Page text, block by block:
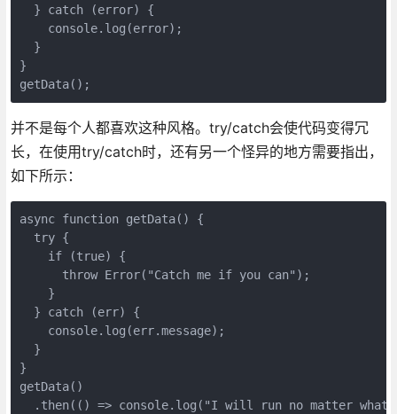
  } catch (error) {
    console.log(error);
  }
}
并不是每个人都喜欢这种风格。try/catch会使代码变得冗
长，在使用try/catch时，还有另一个怪异的地方需要指出，
如下所示：
async function getData() {
  try {
    if (true) {
      throw Error("Catch me if you can");
    }
  } catch (err) {
    console.log(err.message);
  }
}
getData()
.then(() => console.log("I will run no matter